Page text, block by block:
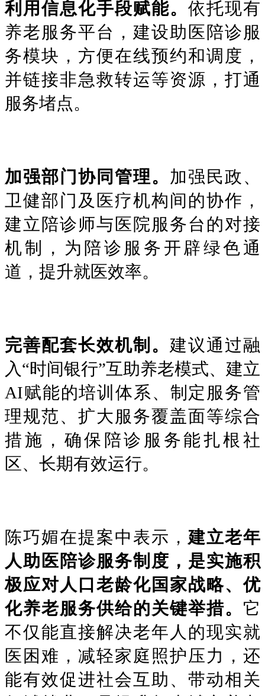
利用信息化手段赋能。 依托现有
养老服务平台，建设助医陪诊服
务模块，方便在线预约和调度，
并链接非急救转运等资源，打通
服务堵点。
加强部门协同管理。 加强民政、
卫健部门及医疗机构间的协作，
建立陪诊师与医院服务台的对接
机制，为陪诊服务开辟绿色通
道，提升就医效率。
完善配套长效机制。 建议通过融
入“时间银行”互助养老模式、建立
AI赋能的培训体系、制定服务管
理规范、扩大服务覆盖面等综合
措施，确保陪诊服务能扎根社
区、长期有效运行。
陈巧媚在提案中表示， 建立老年
人助医陪诊服务制度，是实施积
极应对人口老龄化国家战略、优
化养老服务供给的关键举措。 它
不仅能直接解决老年人的现实就
医困难，减轻家庭照护压力，还
能有效促进社会互助、带动相关